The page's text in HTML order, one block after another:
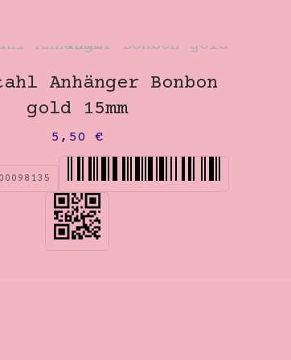
Anhänger Bonbon
gold 15mm
5,50 €